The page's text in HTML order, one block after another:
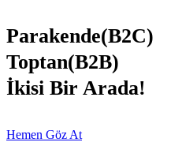
Parakende(B2C)
Toptan(B2B)
İkisi Bir Arada!
Hemen Göz At